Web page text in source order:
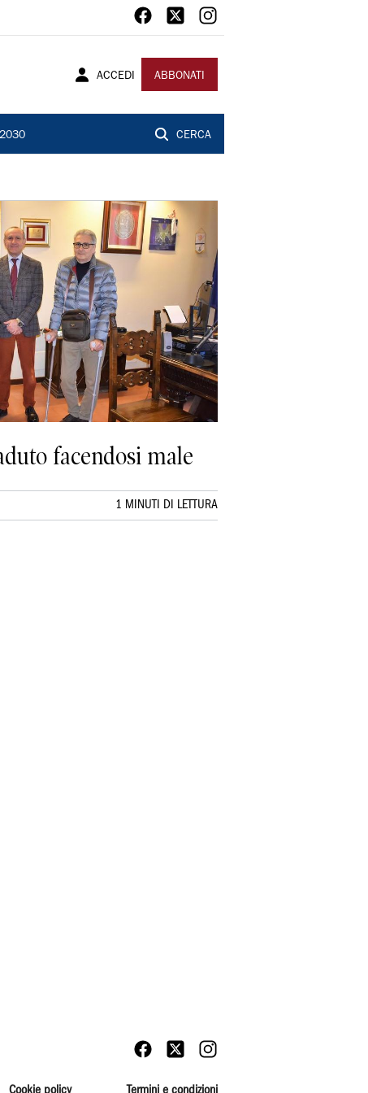
ACCEDI ABBONATI
CERCA
facendosi male
1 MINUTI DI LETTURA
Cookie policy Termini e condizioni